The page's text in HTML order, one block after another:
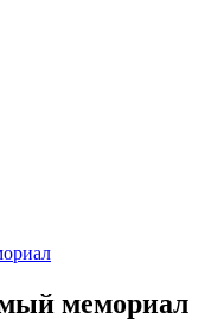
мемориал